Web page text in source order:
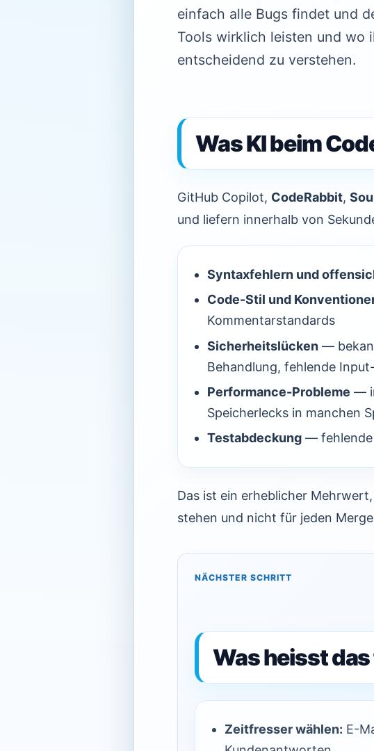
einfach alle Bugs findet und
Tools wirklich leisten und wo
entscheidend zu verstehen.
Was KI beim
GitHub Copilot, CodeRabbit,
und liefern innerhalb von
Syntaxfehlern und
Code-Stil und
Kommentarstandards
Sicherheitslücken —
Behandlung, fehlende
Performance-Probleme —
Speicherlecks in manchen
Testabdeckung — fehlende
Das ist ein erheblicher
stehen und nicht für jeden
NÄCHSTER SCHRITT
Was heisst
Zeitfresser wählen: E-